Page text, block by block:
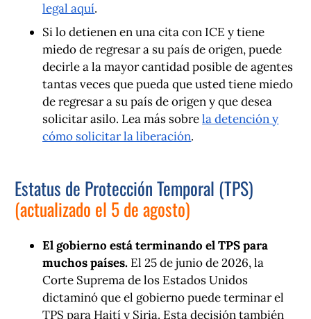
legal aquí.
Si lo detienen en una cita con ICE y tiene
miedo de regresar a su país de origen, puede
decirle a la mayor cantidad posible de agentes
tantas veces que pueda que usted tiene miedo
de regresar a su país de origen y que desea
solicitar asilo. Lea más sobrela detención y
cómo solicitar la liberación.
Estatus de Protección Temporal (TPS)
(actualizado el 5 de agosto)
El gobierno está terminando el TPS para
muchos países. El 25 de junio de 2026, la
Corte Suprema de los Estados Unidos
dictaminó que el gobierno puede terminar el
TPS para Haití y Siria. Esta decisión también